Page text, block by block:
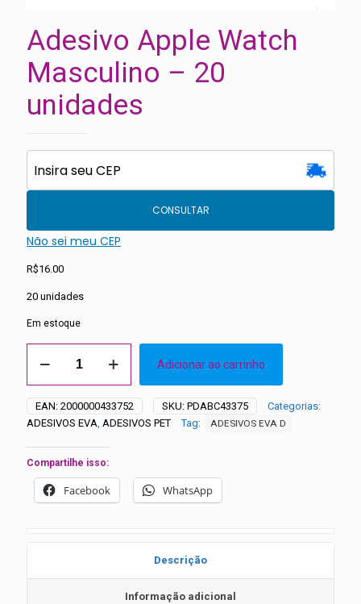
Adesivo Apple Watch
Masculino – 20
unidades
CONSULTAR
Não sei meu CEP
R$16.00
20 unidades
Em estoque
Apple
Masculino
-
20
quantidade
Adicionar ao carrinho
EAN: 2000000433752 SKU: PDABC43375
Categorias:
ADESIVOS EVA, ADESIVOS PET Tag: ADESIVOS EVA D
Compartilhe isso:
Facebook WhatsApp
Descrição
Informação adicional